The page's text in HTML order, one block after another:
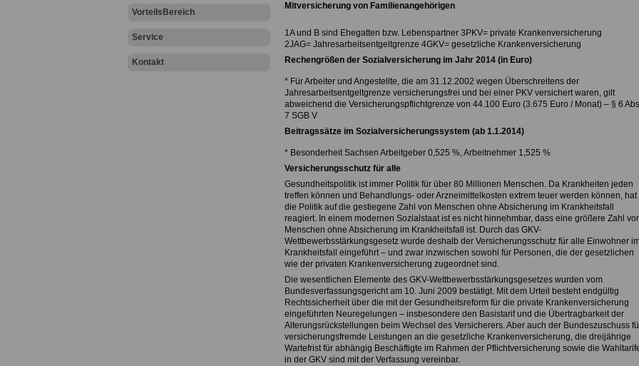
VorteilsBereich
Service
Kontakt
Mitversicherung von Familienangehörigen
1A und B sind Ehegatten bzw. Lebenspartner 3PKV= private Krankenversicherung
2JAG= Jahresarbeitsentgeltgrenze 4GKV= gesetzliche Krankenversicherung
Rechengrößen der Sozialversicherung im Jahr 2014 (in Euro)
* Für Arbeiter und Angestellte, die am 31.12.2002 wegen Überschreitens der
Jahresarbeitsentgeltgrenze versicherungsfrei und bei einer PKV versichert waren, gilt
abweichend die Versicherungspflichtgrenze von 44.100 Euro (3.675 Euro / Monat) – § 6
7 SGB V
Beitragssätze im Sozialversicherungssystem (ab 1.1.2014)
* Besonderheit Sachsen Arbeitgeber 0,525 %, Arbeitnehmer 1,525 %
Versicherungsschutz für alle
Gesundheitspolitik ist immer Politik für über 80 Millionen Menschen. Da Krankheiten jeden
treffen können und Behandlungs- oder Arzneimittelkosten extrem teuer werden können, hat
die Politik auf die gestiegene Zahl von Menschen ohne Absicherung im Krankheitsfall
reagiert. In einem modernen Sozialstaat ist es nicht hinnehmbar, dass eine größere Zahl
Menschen ohne Absicherung im Krankheitsfall ist. Durch das GKV-
Wettbewerbsstärkungsgesetz wurde deshalb der Versicherungsschutz für alle Einwohner
Krankheitsfall eingeführt – und zwar inzwischen sowohl für Personen, die der gesetzlichen
wie der privaten Krankenversicherung zugeordnet sind.
Die wesentlichen Elemente des GKV-Wettbewerbsstärkungsgesetzes wurden vom
Bundesverfassungsgericht am 10. Juni 2009 bestätigt. Mit dem Urteil besteht endgültig
Rechtssicherheit über die mit der Gesundheitsreform für die private Krankenversicherung
eingeführten Neuregelungen – insbesondere den Basistarif und die Übertragbarkeit der
Alterungsrückstellungen beim Wechsel des Versicherers. Aber auch der Bundeszuschuss
versicherungsfremde Leistungen an die gesetzliche Krankenversicherung, die dreijährige
Wartefrist für abhängig Beschäftigte im Rahmen der Pflichtversicherung sowie die
in der GKV sind mit der Verfassung vereinbar.